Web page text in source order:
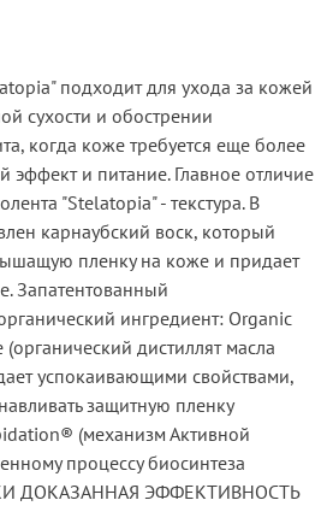
подходит для ухода за кожей
сухости и обострении
когда коже требуется еще более
и питание. Главное отличие
"Stelatopia" - текстура. В
карнаубский воск, который
пленку на коже и придает
Запатентованный
ингредиент: Organic
дистиллят масла
успокаивающими свойствами,
защитную пленку
(механизм Активной
процессу биосинтеза
ДОКАЗАННАЯ ЭФФЕКТИВНОСТЬ